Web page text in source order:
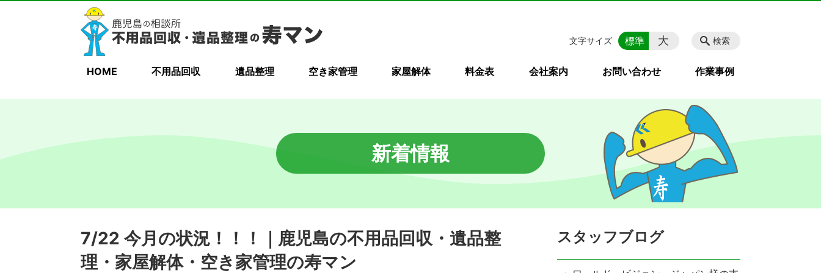
HOME 不用品回収 遺品整理 空き家管理 家屋解体 料金表 会社案内 お問い合わせ 作業事例
検索
文字サイズ 標準 大
新着情報
7/22 今月の状況！！！｜鹿児島の不用品回収・遺品整
理・家屋解体・空き家管理の寿マン
スタッフブログ